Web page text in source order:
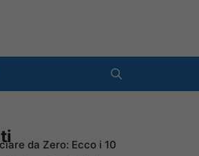
da Zero: Ecco i 10